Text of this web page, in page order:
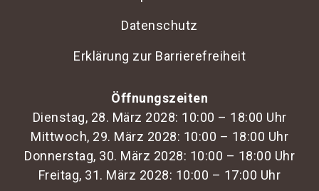
Datenschutz
Erklärung zur Barrierefreiheit
Öffnungszeiten
Dienstag, 28. März 2028: 10:00 – 18:00 Uhr
Mittwoch, 29. März 2028: 10:00 – 18:00 Uhr
Donnerstag, 30. März 2028: 10:00 – 18:00 Uhr
Freitag, 31. März 2028: 10:00 – 17:00 Uhr